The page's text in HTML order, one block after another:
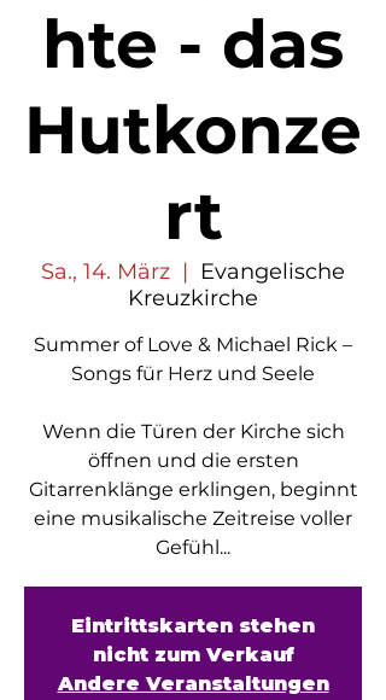
hte - das
Hutkonze
rt
Sa., 14. März
  |
Evangelische
Kreuzkirche
Summer of Love & Michael Rick –
Songs für Herz und Seele
Wenn die Türen der Kirche sich
öffnen und die ersten
Gitarrenklänge erklingen, beginnt
eine musikalische Zeitreise voller
Gefühl...
Eintrittskarten stehen
nicht zum Verkauf
Andere Veranstaltungen